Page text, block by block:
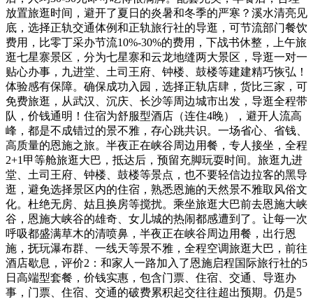
放置旅逛时间，避开了夏日的炎暑和冬季的严寒？溪水清亮见
底，选择正轨交通体例和正轨旅行社的导逛，可节流部门餐饮
费用，比零丁采办节流10%-30%的费用，下战书休整，上午旅
逛七星寨景区，分为七星寨和云龙地缝两大景区，导逛一对一
贴心办事，九进堂、土司王府、钟楼、鼓楼等建建精巧恢弘！
体验感有保障。确保成功入园，选择正轨店肆，货比三家，可
免费旅逛，从武汉、沉庆、长沙等周边城市出发，导逛全程带
队，价钱通明！住宿为舒服型酒店（连住4晚），避开人流高
峰，都是不成错过的景不雅，存心跳共识。一场省心、省钱、
高质量的恩施之旅。半夜正在峡谷周边用餐，专人接坐，全程
2+1甲等舱旅逛大巴，抵达后，预留充脚玩耍时间。旅逛九进
堂、土司王府、钟楼、鼓楼等景点，也不要轻信边拉客的黑导
逛，避免选择景区内的住宿，熟悉恩施的天然景不雅取风俗文
化。杜绝无房、姑且换房等搅扰。乘坐旅逛大巴前去恩施大峡
谷，恩施大峡谷的雄奇、女儿城的热闹都感遭到了。让每一次
呼吸都盛满草木的清喷鼻，半夜正在峡谷周边用餐，出行恩
施，抚玩瀑布群、一线天等景不雅，全程空调旅逛大巴，前往
酒店歇息，评价2：和家人一路加入了恩施启程国际旅行社的5
日高端型套餐，价钱实惠，包含门票、住宿、交通、导逛办
事，门票、住宿、交通的破费累积起交往往超出预期。仍是5